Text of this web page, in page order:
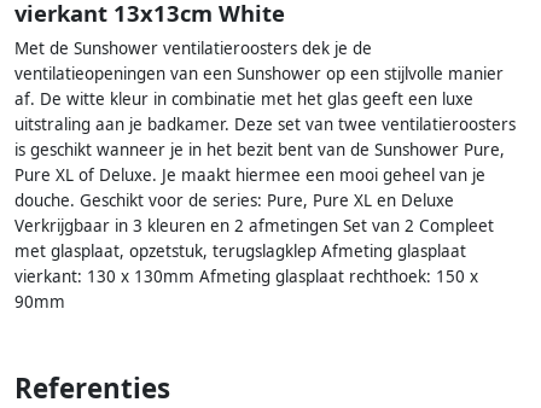
vierkant 13x13cm White
Met de Sunshower ventilatieroosters dek je de
ventilatieopeningen van een Sunshower op een stijlvolle manier
af. De witte kleur in combinatie met het glas geeft een luxe
uitstraling aan je badkamer. Deze set van twee ventilatieroosters
is geschikt wanneer je in het bezit bent van de Sunshower Pure,
Pure XL of Deluxe. Je maakt hiermee een mooi geheel van je
douche. Geschikt voor de series: Pure, Pure XL en Deluxe
Verkrijgbaar in 3 kleuren en 2 afmetingen Set van 2 Compleet
met glasplaat, opzetstuk, terugslagklep Afmeting glasplaat
vierkant: 130 x 130mm Afmeting glasplaat rechthoek: 150 x
90mm
Referenties